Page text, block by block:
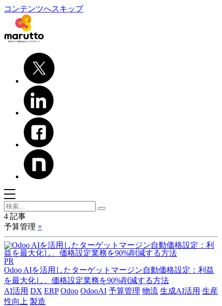
コンテンツへスキップ
4 記事
予算管理 ×
PR
Odoo AIを活用したターゲットマージン自動価格設定：利益
を最大化し、価格設定業務を90%削減する方法
AI活用 DX ERP Odoo OdooAI 予算管理 物流 生成AI活用 生産
性向上 製造